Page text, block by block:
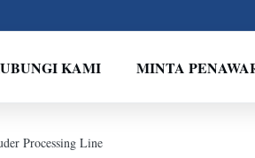
KAMI MINTA
Processing Line